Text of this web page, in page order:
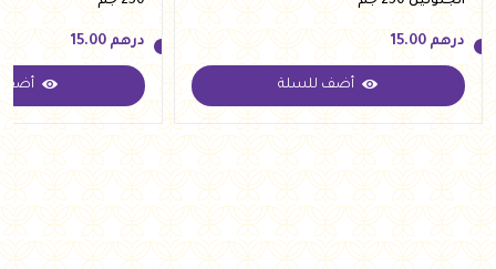
درهم
درهم 15.00
أضف للسلة
درهم
درهم 15.00
أضف